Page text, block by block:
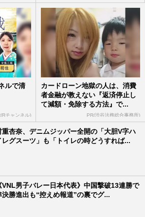
ルで清
チャンネル)
カードローン地獄の人は、消費
者金融が教えない『返済停止し
て減額・免除する方法』で...
PR(渋谷法務総合事務所)
重杏奈、デニムジッパー全開の「大胆V字ハ
レグスーツ」も「トイレの時どうすれば...
VNL男子バレー日本代表》中国撃破13連勝で
決勝進出も“控えめ報道”の裏でグ...